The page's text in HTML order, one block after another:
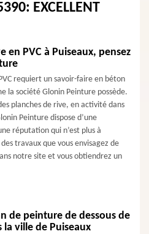
EXCELLENT
en PVC à Puiseaux, pensez
requiert un savoir-faire en béton
la société Glonin Peinture possède.
planches de rive, en activité dans
Peinture dispose d’une
réputation qui n’est plus à
travaux que vous envisagez de
notre site et vous obtiendrez un
de peinture de dessous de
ville de Puiseaux